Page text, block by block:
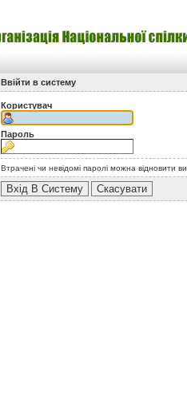
Ввійти в систему
Користувач
Пароль
Втрачені чи невідомі паролі можна відновити